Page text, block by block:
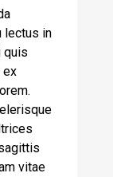
lectus in
quis
ex
vitae